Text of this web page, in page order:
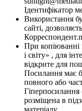
Ідентифікатор
Використання
сайті,
При копіюванні
і світу» , для
відкрите для
Посилання має
повного або
розміщена в